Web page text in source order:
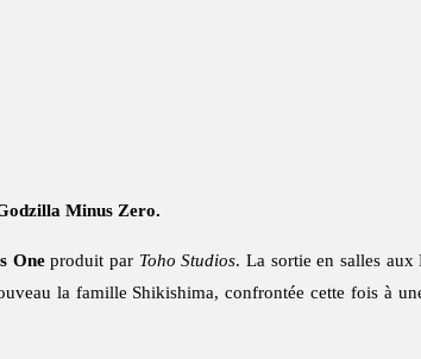
Minus Zero.
Oneproduit par Toho Studios. La sortie en salles aux
la famille Shikishima, confrontée cette fois à